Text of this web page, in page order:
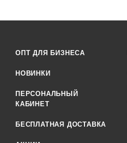
ОПТ ДЛЯ БИЗНЕСА
НОВИНКИ
ПЕРСОНАЛЬНЫЙ
КАБИНЕТ
БЕСПЛАТНАЯ ДОСТАВКА